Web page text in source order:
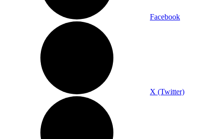
Facebook
X (Twitter)